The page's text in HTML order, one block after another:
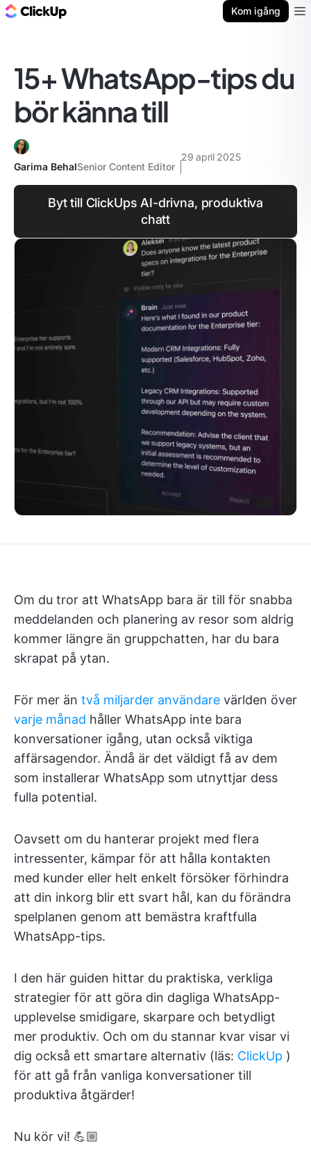
Kom igång
15+ WhatsApp-tips du
bör känna till
Garima BehalSenior Content Editor
29 april 2025
Byt till ClickUps AI-drivna, produktiva
chatt
Om du tror att WhatsApp bara är till för snabba
meddelanden och planering av resor som aldrig
kommer längre än gruppchatten, har du bara
skrapat på ytan.
För mer än två miljarder användare världen över
varje månad håller WhatsApp inte bara
konversationer igång, utan också viktiga
affärsagendor. Ändå är det väldigt få av dem
som installerar WhatsApp som utnyttjar dess
fulla potential.
Oavsett om du hanterar projekt med flera
intressenter, kämpar för att hålla kontakten
med kunder eller helt enkelt försöker förhindra
att din inkorg blir ett svart hål, kan du förändra
spelplanen genom att bemästra kraftfulla
WhatsApp-tips.
I den här guiden hittar du praktiska, verkliga
strategier för att göra din dagliga WhatsApp-
upplevelse smidigare, skarpare och betydligt
mer produktiv. Och om du stannar kvar visar vi
dig också ett smartare alternativ (läs: ClickUp )
för att gå från vanliga konversationer till
produktiva åtgärder!
Nu kör vi! 💪🏼